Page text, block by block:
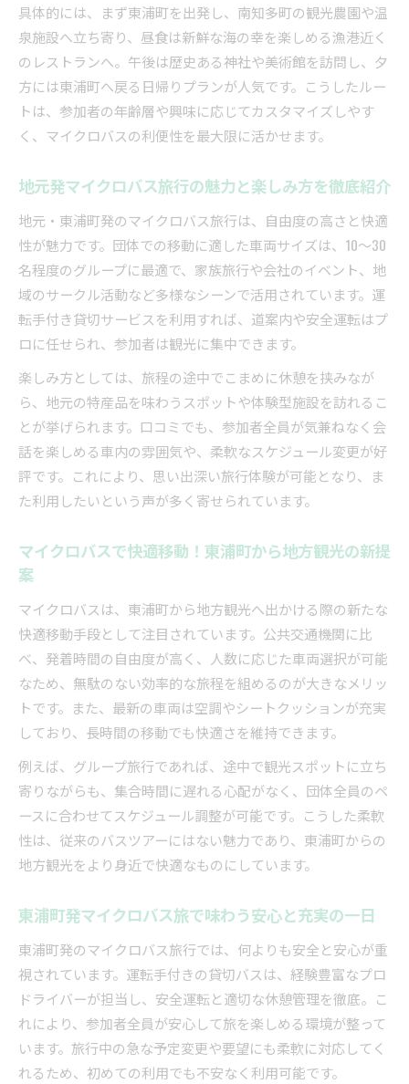
ツ
グループ旅行で役立つマイクロバスの安全ポイ
ント
臨機応変に対応できる貸切マイクロバスの使い
道
東浦町発マイクロバス観光のおすすめルート紹
介
マイクロバスで巡る人気観光スポットを徹底解
説
東浦町出発で満喫できるマイクロバス観光ルー
ト
地元発マイクロバスで楽しむ観光コースの魅力
マイクロバスならではの観光地巡り体験を紹介
移動も旅の楽しみに変えるマイクロバス体験談
移動時間が楽しくなるマイクロバスの魅力体験
談
マイクロバス旅で感じた快適移動の実例をご紹
介
ント
ード
移動も楽しめるマイクロバス旅の利用者の声
具体的には、まず東浦町を出発し、南知多町の観光農園や温
泉施設へ立ち寄り、昼食は新鮮な海の幸を楽しめる漁港近く
のレストランへ。午後は歴史ある神社や美術館を訪問し、夕
方には東浦町へ戻る日帰りプランが人気です。こうしたルー
トは、参加者の年齢層や興味に応じてカスタマイズしやす
く、マイクロバスの利便性を最大限に活かせます。
地元発マイクロバス旅行の魅力と楽しみ方を徹底紹介
地元・東浦町発のマイクロバス旅行は、自由度の高さと快適
性が魅力です。団体での移動に適した車両サイズは、10～30
名程度のグループに最適で、家族旅行や会社のイベント、地
域のサークル活動など多様なシーンで活用されています。運
転手付き貸切サービスを利用すれば、道案内や安全運転はプ
ロに任せられ、参加者は観光に集中できます。
楽しみ方としては、旅程の途中でこまめに休憩を挟みなが
ら、地元の特産品を味わうスポットや体験型施設を訪れるこ
とが挙げられます。口コミでも、参加者全員が気兼ねなく会
話を楽しめる車内の雰囲気や、柔軟なスケジュール変更が好
評です。これにより、思い出深い旅行体験が可能となり、ま
た利用したいという声が多く寄せられています。
マイクロバスで快適移動！東浦町から地方観光の新提
案
マイクロバスは、東浦町から地方観光へ出かける際の新たな
快適移動手段として注目されています。公共交通機関に比
べ、発着時間の自由度が高く、人数に応じた車両選択が可能
なため、無駄のない効率的な旅程を組めるのが大きなメリッ
トです。また、最新の車両は空調やシートクッションが充実
しており、長時間の移動でも快適さを維持できます。
例えば、グループ旅行であれば、途中で観光スポットに立ち
寄りながらも、集合時間に遅れる心配がなく、団体全員のペ
ースに合わせてスケジュール調整が可能です。こうした柔軟
性は、従来のバスツアーにはない魅力であり、東浦町からの
地方観光をより身近で快適なものにしています。
東浦町発マイクロバス旅で味わう安心と充実の一日
東浦町発のマイクロバス旅行では、何よりも安全と安心が重
視されています。運転手付きの貸切バスは、経験豊富なプロ
ドライバーが担当し、安全運転と適切な休憩管理を徹底。こ
れにより、参加者全員が安心して旅を楽しめる環境が整って
います。旅行中の急な予定変更や要望にも柔軟に対応してく
れるため、初めての利用でも不安なく利用可能です。